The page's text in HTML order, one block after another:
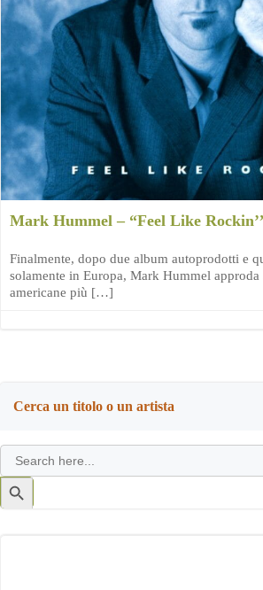
Mark Hummel – “Feel Like
Finalmente, dopo due album autoprodotti e
solamente in Europa, Mark Hummel approda
americane più […]
Cerca un titolo o un artista
Search
for:
Search
Button